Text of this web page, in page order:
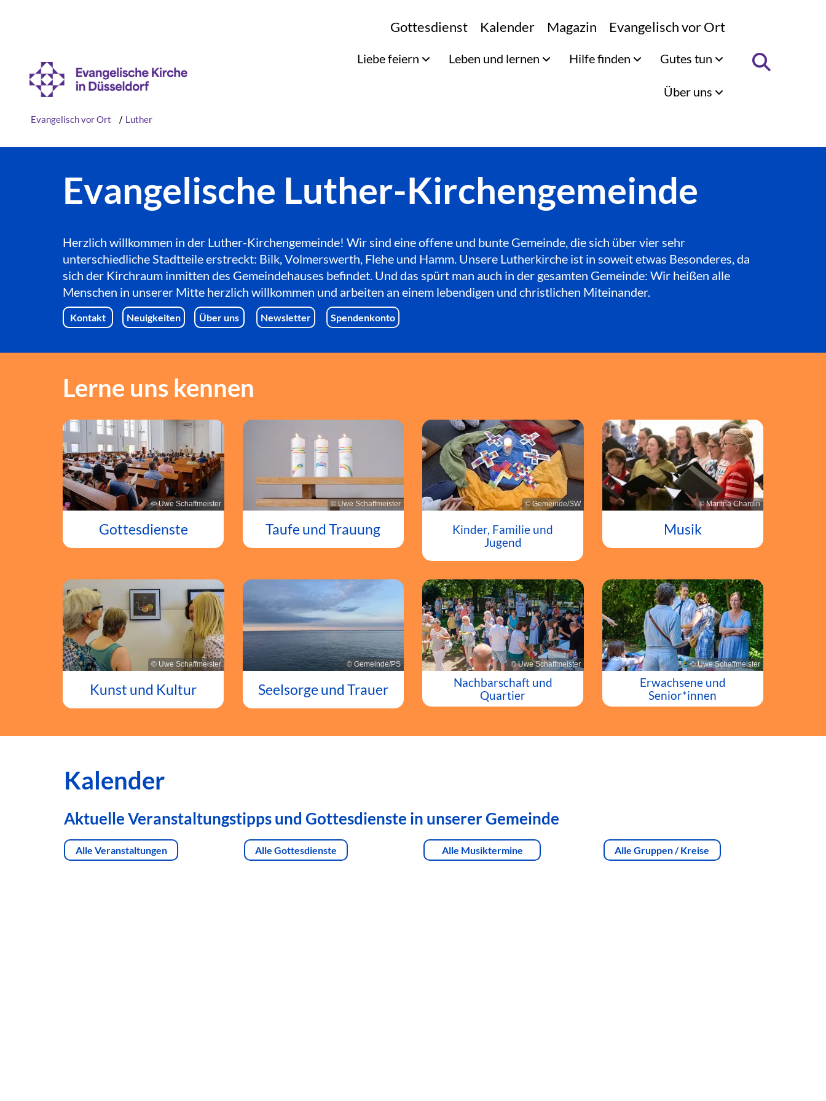
Gottesdienst Kalender Magazin Evangelisch vor Ort
Liebe feiern Leben und lernen Hilfe finden Gutes tun
Über uns
Evangelisch vor Ort / Luther
Evangelische Luther-Kirchengemeinde
Herzlich willkommen in der Luther-Kirchengemeinde! Wir sind eine offene und bunte Gemeinde, die sich über vier sehr
unterschiedliche Stadtteile erstreckt: Bilk, Volmerswerth, Flehe und Hamm. Unsere Lutherkirche ist in soweit etwas Besonderes, da
sich der Kirchraum inmitten des Gemeindehauses befindet. Und das spürt man auch in der gesamten Gemeinde: Wir heißen alle
Menschen in unserer Mitte herzlich willkommen und arbeiten an einem lebendigen und christlichen Miteinander.
Kontakt Neuigkeiten Über uns Newsletter Spendenkonto
Lerne uns kennen
© Uwe Schaffmeister
Gottesdienste
© Uwe Schaffmeister
Taufe und Trauung
© Gemeinde/SW
Kinder, Familie und
Jugend
© Martina Chardin
Musik
© Uwe Schaffmeister
Kunst und Kultur
© Gemeinde/PS
Seelsorge und Trauer
© Uwe Schaffmeister
Nachbarschaft und
Quartier
© Uwe Schaffmeister
Erwachsene und
Senior*innen
Kalender
Aktuelle Veranstaltungstipps und Gottesdienste in unserer Gemeinde
Alle Veranstaltungen Alle Gottesdienste Alle Musiktermine Alle Gruppen / Kreise